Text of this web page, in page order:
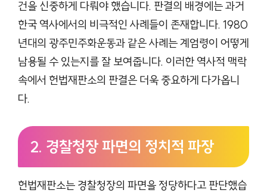
건을 신중하게 다뤄야 했습니다. 판결의 배경에는 과거
한국 역사에서의 비극적인 사례들이 존재합니다. 1980
년대의 광주민주화운동과 같은 사례는 계엄령이 어떻게
남용될 수 있는지를 잘 보여줍니다. 이러한 역사적 맥락
속에서 헌법재판소의 판결은 더욱 중요하게 다가옵니
다.
2. 경찰청장 파면의 정치적 파장
헌법재판소는 경찰청장의 파면을 정당하다고 판단했습